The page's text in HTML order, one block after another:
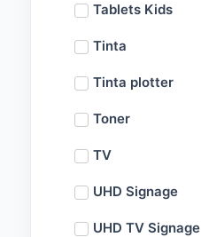
Tablets Kids
Tinta
Tinta plotter
Toner
TV
UHD Signage
UHD TV Signage